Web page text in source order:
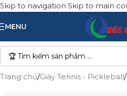
Skip to navigation Skip to main
MENU
Trang chủ/Giày Tennis - Pickleball/